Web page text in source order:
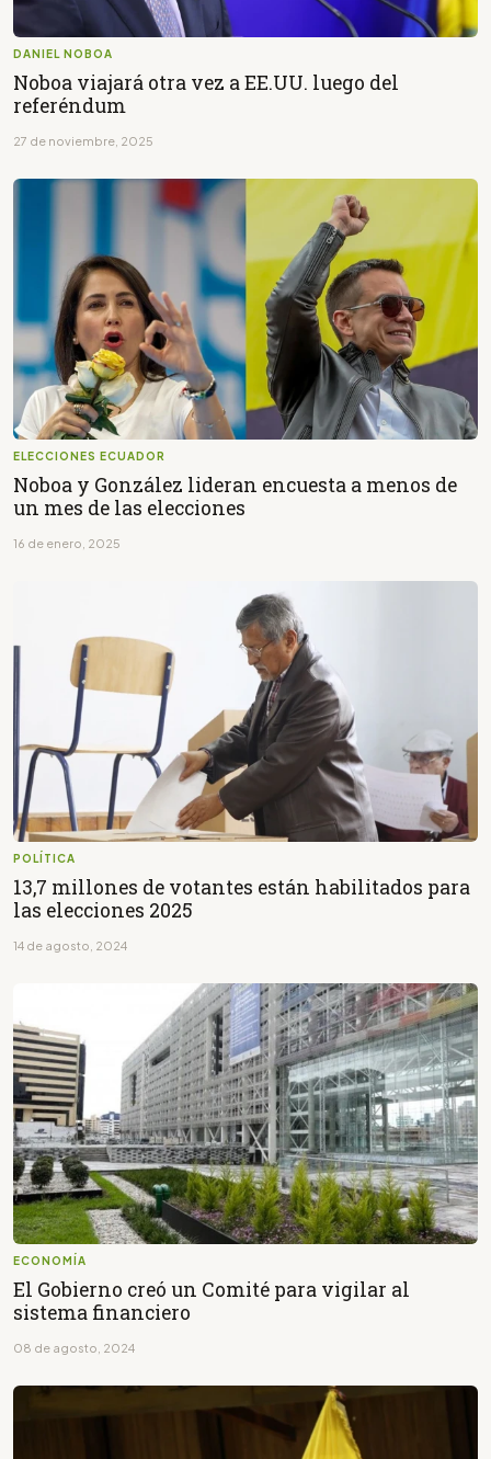
DANIEL NOBOA
Noboa viajará otra vez a EE.UU. luego del
referéndum
27 de noviembre, 2025
ELECCIONES ECUADOR
Noboa y González lideran encuesta a menos de
un mes de las elecciones
16 de enero, 2025
POLÍTICA
13,7 millones de votantes están habilitados para
las elecciones 2025
14 de agosto, 2024
ECONOMÍA
El Gobierno creó un Comité para vigilar al
sistema financiero
08 de agosto, 2024